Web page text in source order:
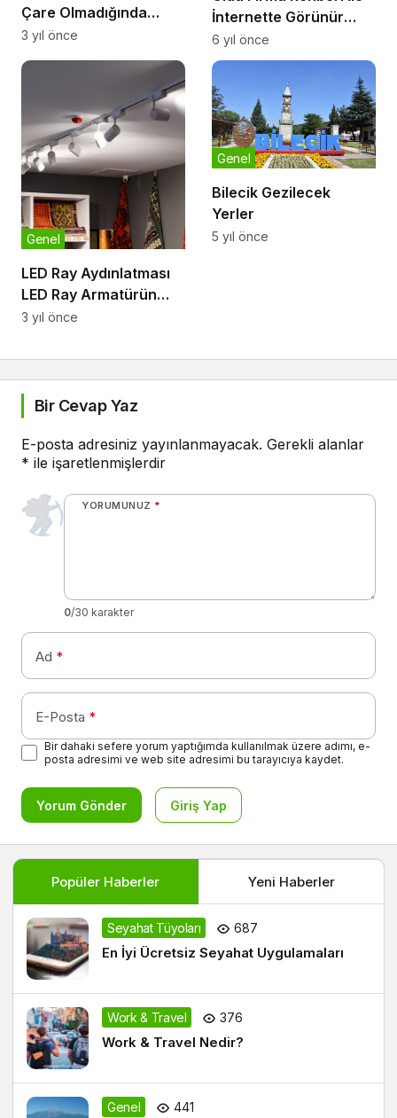
Çare Olmadığında
Mutluluk Çubuğu
3 yıl önce
İnternette Görünür
Olun
6 yıl önce
LED Ray Aydınlatması
LED Ray Armatürün
Avantajları
Genel
3 yıl önce
Bilecik Gezilecek
Yerler
Genel
5 yıl önce
Bir Cevap Yaz
E-posta adresiniz yayınlanmayacak. Gerekli alanlar
* ile işaretlenmişlerdir
YORUMUNUZ *
0/30 karakter
Ad *
E-Posta *
Bir dahaki sefere yorum yaptığımda kullanılmak üzere adımı, e-
posta adresimi ve web site adresimi bu tarayıcıya kaydet.
Yorum Gönder Giriş Yap
Popüler Haberler Yeni Haberler
Seyahat Tüyoları 687
En İyi Ücretsiz Seyahat Uygulamaları
Work & Travel 376
Work & Travel Nedir?
Genel 441